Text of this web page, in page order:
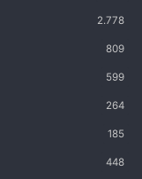
2.778
809
599
264
185
448